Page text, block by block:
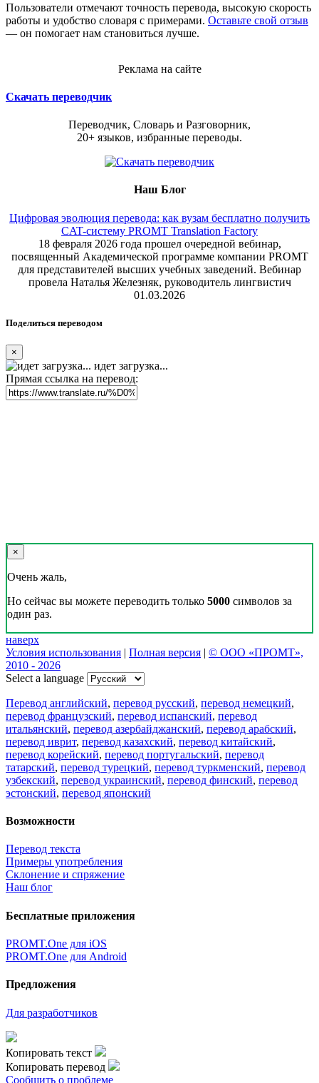
Пользователи отмечают точность перевода, высокую скорость
работы и удобство словаря с примерами. Оставьте свой отзыв
— он помогает нам становиться лучше.
Реклама на сайте
Скачать переводчик
Переводчик, Словарь и Разговорник,
20+ языков, избранные переводы.
Наш Блог
Цифровая эволюция перевода: как вузам бесплатно получить
CAT-систему PROMT Translation Factory
18 февраля 2026 года прошел очередной вебинар,
посвященный Академической программе компании PROMT
для представителей высших учебных заведений. Вебинар
провела Наталья Железняк, руководитель лингвистич
01.03.2026
Поделиться переводом
×
идет загрузка...
Прямая ссылка на перевод:
×
Очень жаль,
Но сейчас вы можете переводить только 5000 символов за
один раз.
наверх
Условия использования | Полная версия | © ООО «ПРОМТ»,
2010 - 2026
Select a language
Перевод английский, перевод русский, перевод немецкий,
перевод французский, перевод испанский, перевод
итальянский, перевод азербайджанский, перевод арабский,
перевод иврит, перевод казахский, перевод китайский,
перевод корейский, перевод португальский, перевод
татарский, перевод турецкий, перевод туркменский, перевод
узбекский, перевод украинский, перевод финский, перевод
эстонский, перевод японский
Возможности
Перевод текста
Примеры употребления
Склонение и спряжение
Наш блог
Бесплатные приложения
PROMT.One для iOS
PROMT.One для Android
Предложения
Для разработчиков
Копировать текст
Копировать перевод
Сообщить о проблеме